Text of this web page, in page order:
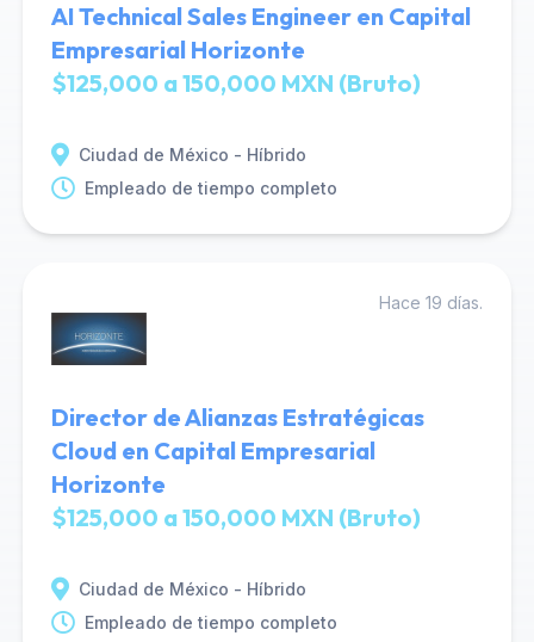
AI Technical Sales Engineer en Capital
Empresarial Horizonte
$125,000 a 150,000 MXN (Bruto)
Ciudad de México - Híbrido
Empleado de tiempo completo
Hace 19 días.
Director de Alianzas Estratégicas
Cloud en Capital Empresarial
Horizonte
$125,000 a 150,000 MXN (Bruto)
Ciudad de México - Híbrido
Empleado de tiempo completo